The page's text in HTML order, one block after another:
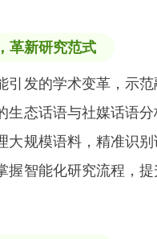
革新研究范式
引发的学术变革，示
生态话语与社媒话语
大规模语料，精准识
握智能化研究流程，